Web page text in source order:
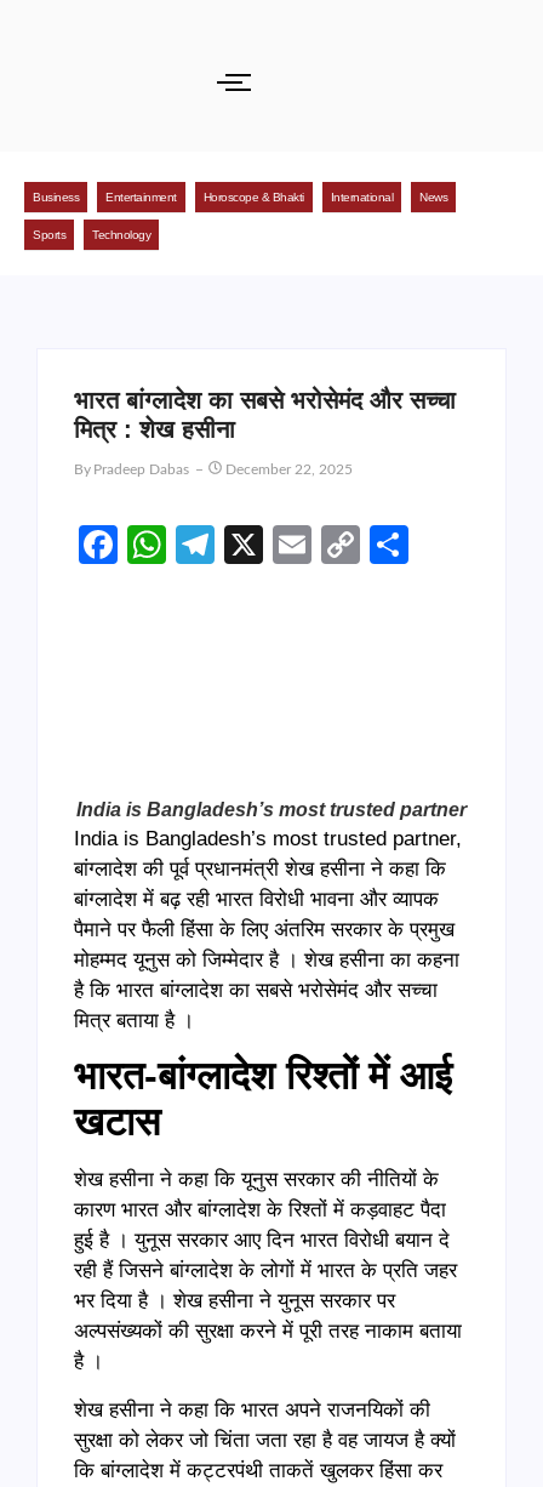
Business Entertainment Horoscope & Bhakti International News
Sports Technology
भारत बांग्लादेश का सबसे भरोसेमंद और सच्चा
मित्र : शेख हसीना
By Pradeep Dabas December 22, 2025
Facebook
WhatsApp
Telegram
X EmailCopy
India is Bangladesh’s most trusted partner
India is Bangladesh’s most trusted partner,
बांग्लादेश की पूर्व प्रधानमंत्री शेख हसीना ने कहा कि
बांग्लादेश में बढ़ रही भारत विरोधी भावना और व्यापक
पैमाने पर फैली हिंसा के लिए अंतरिम सरकार के प्रमुख
मोहम्मद यूनुस को जिम्मेदार है । शेख हसीना का कहना
है कि भारत बांग्लादेश का सबसे भरोसेमंद और सच्चा
मित्र बताया है ।
भारत-बांग्लादेश रिश्तों में आई
खटास
शेख हसीना ने कहा कि यूनुस सरकार की नीतियों के
कारण भारत और बांग्लादेश के रिश्तों में कड़वाहट पैदा
हुई है । युनूस सरकार आए दिन भारत विरोधी बयान दे
रही हैं जिसने बांग्लादेश के लोगों में भारत के प्रति जहर
भर दिया है । शेख हसीना ने युनूस सरकार पर
अल्पसंख्यकों की सुरक्षा करने में पूरी तरह नाकाम बताया
है ।
शेख हसीना ने कहा कि भारत अपने राजनयिकों की
सुरक्षा को लेकर जो चिंता जता रहा है वह जायज है क्यों
कि बांग्लादेश में कट्टरपंथी ताकतें खुलकर हिंसा कर